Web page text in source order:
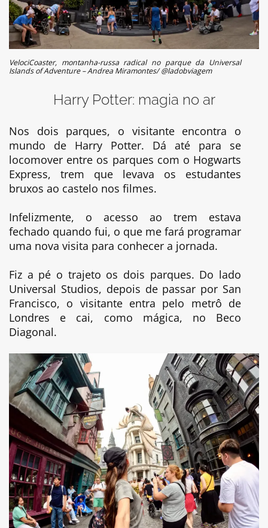
VelociCoaster, montanha-russa radical no parque da Universal
Islands of Adventure – Andrea Miramontes/ @ladobviagem
Harry Potter: magia no ar
Nos dois parques, o visitante encontra o
mundo de Harry Potter. Dá até para se
locomover entre os parques com o Hogwarts
Express, trem que levava os estudantes
bruxos ao castelo nos filmes.
Infelizmente, o acesso ao trem estava
fechado quando fui, o que me fará programar
uma nova visita para conhecer a jornada.
Fiz a pé o trajeto os dois parques. Do lado
Universal Studios, depois de passar por San
Francisco, o visitante entra pelo metrô de
Londres e cai, como mágica, no Beco
Diagonal.